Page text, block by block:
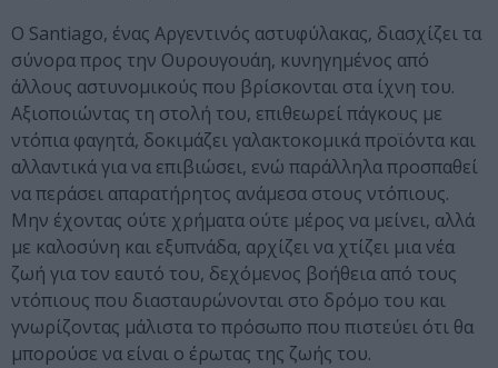
Ο Santiago, ένας Αργεντινός αστυφύλακας, διασχίζει τα
σύνορα προς την Ουρουγουάη, κυνηγημένος από
άλλους αστυνομικούς που βρίσκονται στα ίχνη του.
Αξιοποιώντας τη στολή του, επιθεωρεί πάγκους με
ντόπια φαγητά, δοκιμάζει γαλακτοκομικά προϊόντα και
αλλαντικά για να επιβιώσει, ενώ παράλληλα προσπαθεί
να περάσει απαρατήρητος ανάμεσα στους ντόπιους.
Μην έχοντας ούτε χρήματα ούτε μέρος να μείνει, αλλά
με καλοσύνη και εξυπνάδα, αρχίζει να χτίζει μια νέα
ζωή για τον εαυτό του, δεχόμενος βοήθεια από τους
ντόπιους που διασταυρώνονται στο δρόμο του και
γνωρίζοντας μάλιστα το πρόσωπο που πιστεύει ότι θα
μπορούσε να είναι ο έρωτας της ζωής του.